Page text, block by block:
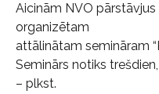
Aicinām NVO
organizētam
attālinātam semināram
Seminārs notiks
– plkst.